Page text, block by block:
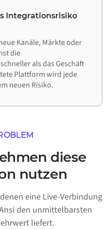
Integrationsrisiko
Kanäle, Märkte oder
die
als das Geschäft
Plattform wird jede
neuen Risiko.
diese
nutzen
eine Live-Verbindung
den unmittelbarsten
liefert.